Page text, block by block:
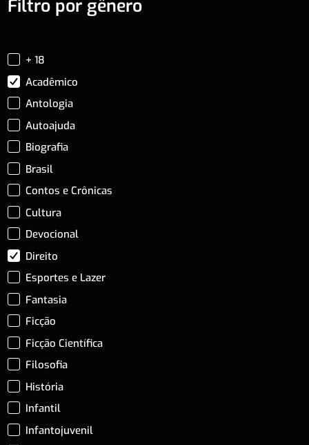
Filtro por gênero
+ 18
Acadêmico
Antologia
Autoajuda
Biografia
Brasil
Contos e Crônicas
Cultura
Devocional
Direito
Esportes e Lazer
Fantasia
Ficção
Ficção Científica
Filosofia
História
Infantil
Infantojuvenil